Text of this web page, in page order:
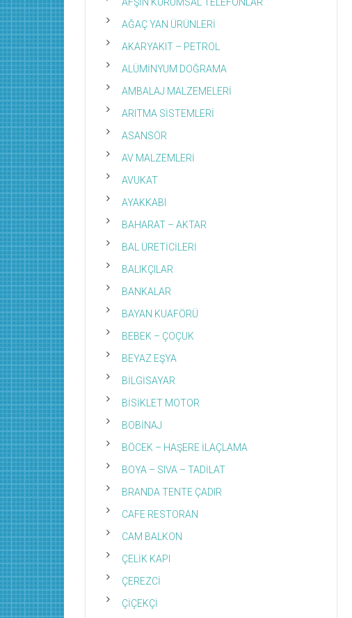
AĞAÇ YAN ÜRÜNLERİ
AKARYAKIT – PETROL
ALÜMİNYUM DOĞRAMA
AMBALAJ MALZEMELERİ
ARITMA SİSTEMLERİ
ASANSÖR
AV MALZEMLERİ
AVUKAT
AYAKKABI
BAHARAT – AKTAR
BAL ÜRETİCİLERİ
BALIKÇILAR
BANKALAR
BAYAN KUAFÖRÜ
BEBEK – ÇOÇUK
BEYAZ EŞYA
BİLGİSAYAR
BİSİKLET MOTOR
BOBİNAJ
BÖCEK – HAŞERE İLAÇLAMA
BOYA – SIVA – TADİLAT
BRANDA TENTE ÇADIR
CAFE RESTORAN
CAM BALKON
ÇELİK KAPI
ÇEREZCİ
ÇİÇEKÇİ